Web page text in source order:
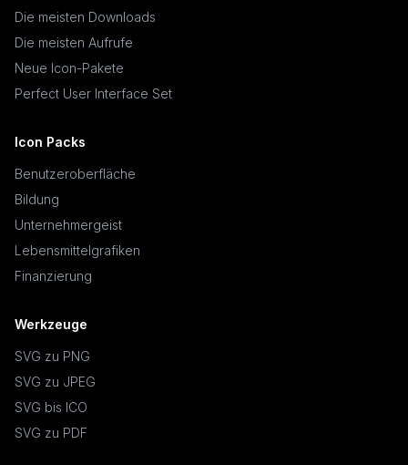
Die meisten Downloads
Die meisten Aufrufe
Neue Icon-Pakete
Perfect User Interface Set
Icon Packs
Benutzeroberfläche
Bildung
Unternehmergeist
Lebensmittelgrafiken
Finanzierung
Werkzeuge
SVG zu PNG
SVG zu JPEG
SVG bis ICO
SVG zu PDF